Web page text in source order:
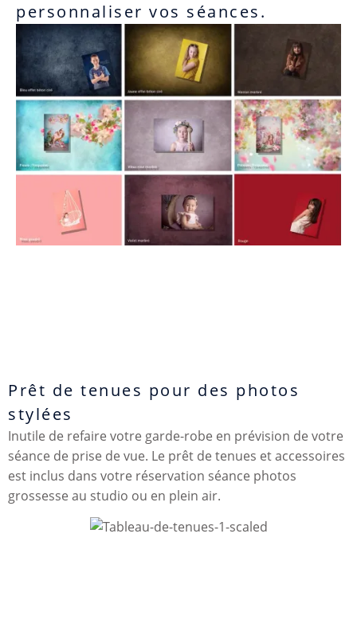
personnaliser vos séances.
Prêt de tenues pour des photos
stylées
Inutile de refaire votre garde-robe en prévision de votre
séance de prise de vue. Le prêt de tenues et accessoires
est inclus dans votre réservation séance photos
grossesse au studio ou en plein air.